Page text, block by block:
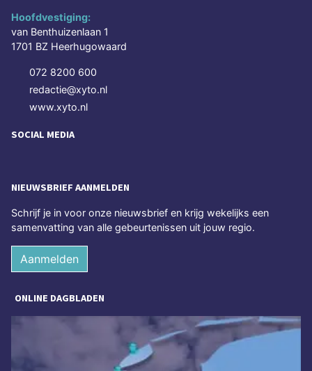
Hoofdvestiging:
van Benthuizenlaan 1
1701 BZ Heerhugowaard
072 8200 600
redactie@xyto.nl
www.xyto.nl
SOCIAL MEDIA
NIEUWSBRIEF AANMELDEN
Schrijf je in voor onze nieuwsbrief en krijg wekelijks een
samenvatting van alle gebeurtenissen uit jouw regio.
Aanmelden
ONLINE DAGBLADEN